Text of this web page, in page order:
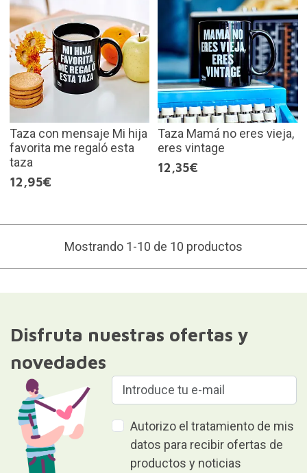
Taza con mensaje Mi hija
favorita me regaló esta
taza
12,95€
Taza Mamá no eres vieja,
eres vintage
12,35€
Mostrando 1-10 de 10 productos
Disfruta nuestras ofertas y
novedades
Autorizo el tratamiento de mis
datos para recibir ofertas de
productos y noticias